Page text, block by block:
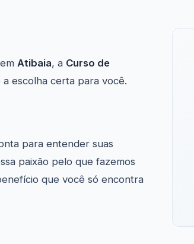
Atibaia, a Curso de
a escolha certa para você.
para entender suas
paixão pelo que fazemos
que você só encontra